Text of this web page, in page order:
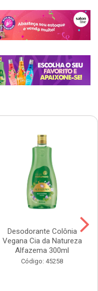
Desodorante Colônia
Vegana Cia da Natureza
Alfazema 300ml
Código: 45258